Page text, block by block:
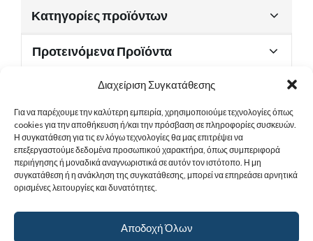
Διαχείριση Συγκατάθεσης
Για να παρέχουμε την καλύτερη εμπειρία, χρησιμοποιούμε τεχνολογίες όπως
cookies για την αποθήκευση ή/και την πρόσβαση σε πληροφορίες συσκευών.
Η συγκατάθεση για τις εν λόγω τεχνολογίες θα μας επιτρέψει να
επεξεργαστούμε δεδομένα προσωπικού χαρακτήρα, όπως συμπεριφορά
περιήγησης ή μοναδικά αναγνωριστικά σε αυτόν τον ιστότοπο. Η μη
συγκατάθεση ή η ανάκληση της συγκατάθεσης, μπορεί να επηρεάσει αρνητικά
ορισμένες λειτουργίες και δυνατότητες.
Αποδοχή Όλων
Κατηγορίες προϊόντων
Προτεινόμενα Προϊόντα
Χρήσιμα Έγγραφα
Sitemap
Στοιχεία Επικοινωνίας